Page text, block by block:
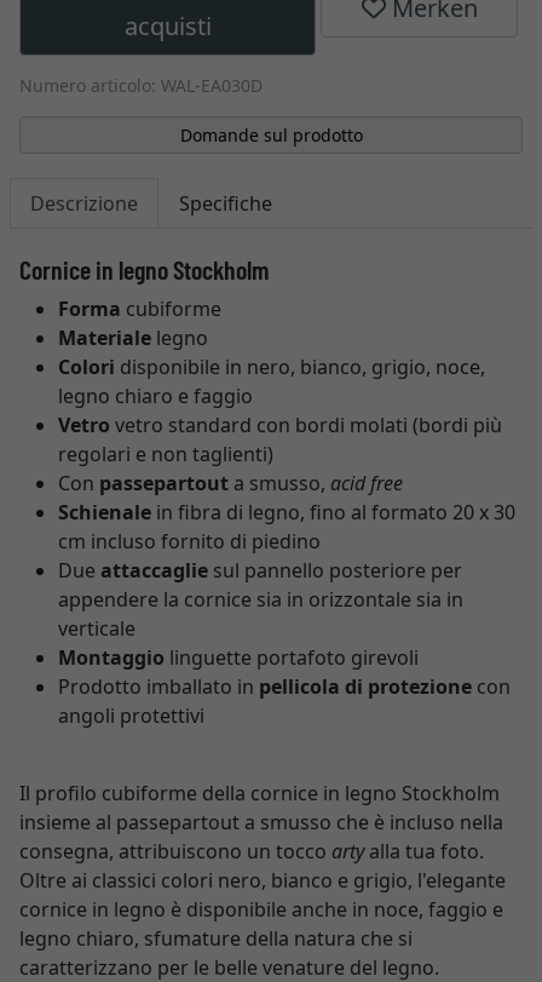
acquisti
Merken
Numero articolo: WAL-EA030D
Domande sul prodotto
Descrizione Specifiche
Cornice in legno Stockholm
Forma cubiforme
Materiale legno
Colori disponibile in nero, bianco, grigio, noce,
legno chiaro e faggio
Vetro vetro standard con bordi molati (bordi più
regolari e non taglienti)
Con passepartout a smusso, acid free
Schienale in fibra di legno, fino al formato 20 x 30
cm incluso fornito di piedino
Due attaccaglie sul pannello posteriore per
appendere la cornice sia in orizzontale sia in
verticale
Montaggio linguette portafoto girevoli
Prodotto imballato in pellicola di protezione con
angoli protettivi
Il profilo cubiforme della cornice in legno Stockholm
insieme al passepartout a smusso che è incluso nella
consegna, attribuiscono un tocco artyalla tua foto.
Oltre ai classici colori nero, bianco e grigio, l'elegante
cornice in legno è disponibile anche in noce, faggio e
legno chiaro, sfumature della natura che si
caratterizzano per le belle venature del legno.